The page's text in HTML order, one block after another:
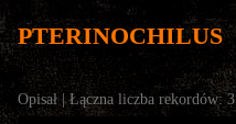
PTERINOCHILUS
Opisał | Łączna liczba rekordów: 3